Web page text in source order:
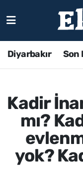
Diyarbakır Son
Kadir
mı?
yok?